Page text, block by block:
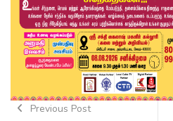
Previous Post